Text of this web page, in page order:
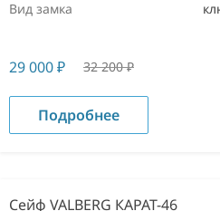
Вид замка
29 000₽ 32 200₽
Подробнее
Сейф VALBERG КАРАТ-46